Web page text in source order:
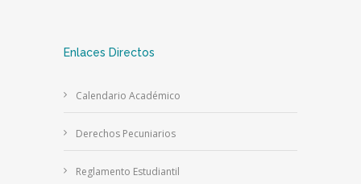
Enlaces Directos
Calendario Académico
Derechos Pecuniarios
Reglamento Estudiantil